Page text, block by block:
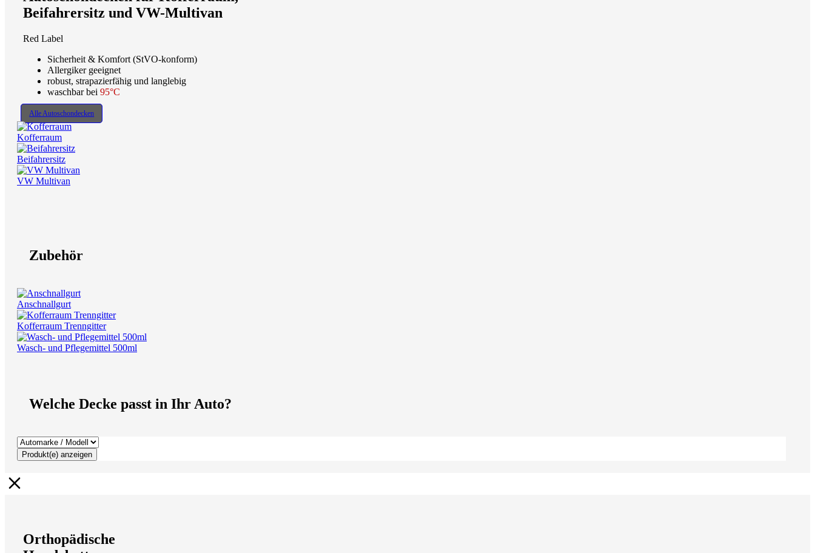
Beifahrersitz und VW-Multivan
Red Label
Sicherheit & Komfort (StVO-konform)
Allergiker geeignet
robust, strapazierfähig und langlebig
waschbar bei 95°C
Alle Autoschondecken
Kofferraum
Beifahrersitz
VW Multivan
Zubehör
Anschnallgurt
Kofferraum Trenngitter
Wasch- und Pflegemittel 500ml
Welche Decke passt in Ihr Auto?
Produkt(e) anzeigen
Orthopädische